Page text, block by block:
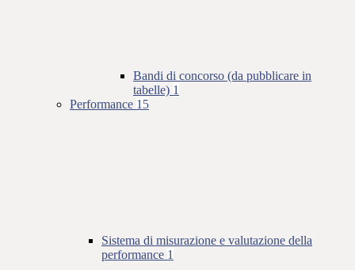
Bandi di concorso (da pubblicare in
tabelle) 1
Performance 15
Sistema di misurazione e valutazione della
performance 1